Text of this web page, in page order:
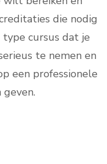
die nodig
type cursus dat je
te nemen en
een professionele